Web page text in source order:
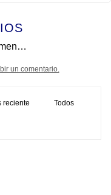
un comentario.
reciente Todos